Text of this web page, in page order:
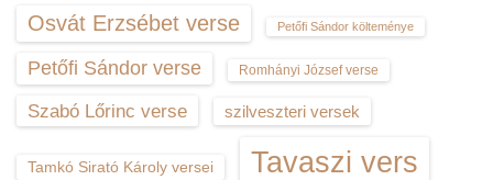
Osvát Erzsébet verse Petőfi Sándor költeménye
Petőfi Sándor verse Romhányi József verse
Szabó Lőrinc verse szilveszteri versek
Tamkó Sirató Károly versei Tavaszi vers